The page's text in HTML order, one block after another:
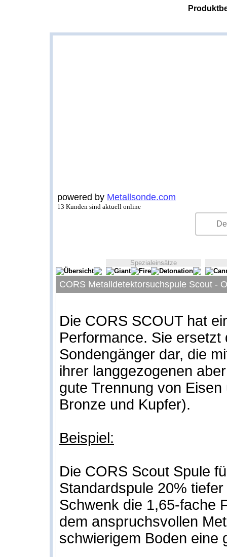
powered by Metallsonde.com
13 Kunden sind aktuell online
Spezialeinsätze
Übersicht
Giant Fire Detonation
CORS Metalldetektorsuchspule Scout -
Die CORS SCOUT hat
Performance. Sie
Sondengänger dar, die
ihrer langgezogenen
gute Trennung von
Bronze und Kupfer).
Beispiel:
Die CORS Scout Spule
Standardspule 20%
Schwenk die 1,65-fache
dem anspruchsvollen
schwierigem Boden eine